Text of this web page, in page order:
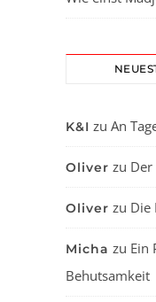
K&I zu An
Oliver zu
Oliver zu Die
Micha zu Ein
Behutsamkeit